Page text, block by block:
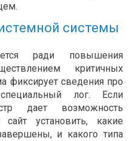
системы
ради повышения
критичных
фиксирует сведения про
лог. Если
дает возможность
установить, какие
и какого типа